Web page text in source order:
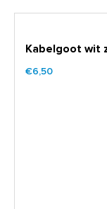
Kabelgoot wit
€6,50